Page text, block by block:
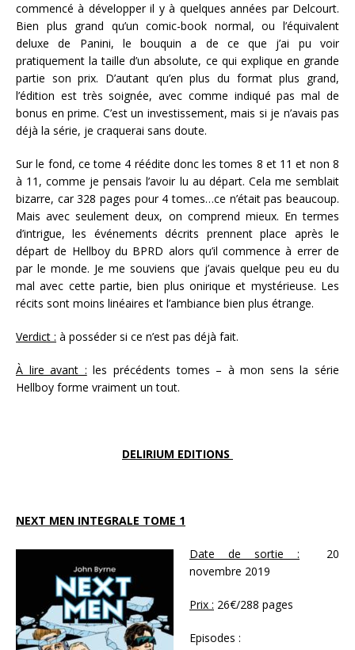
commencé à développer il y à quelques années par Delcourt.
Bien plus grand qu’un comic-book normal, ou l’équivalent
deluxe de Panini, le bouquin a de ce que j’ai pu voir
pratiquement la taille d’un absolute, ce qui explique en grande
partie son prix. D’autant qu’en plus du format plus grand,
l’édition est très soignée, avec comme indiqué pas mal de
bonus en prime. C’est un investissement, mais si je n’avais pas
déjà la série, je craquerai sans doute.
Sur le fond, ce tome 4 réédite donc les tomes 8 et 11 et non 8
à 11, comme je pensais l’avoir lu au départ. Cela me semblait
bizarre, car 328 pages pour 4 tomes…ce n’était pas beaucoup.
Mais avec seulement deux, on comprend mieux. En termes
d’intrigue, les événements décrits prennent place après le
départ de Hellboy du BPRD alors qu’il commence à errer de
par le monde. Je me souviens que j’avais quelque peu eu du
mal avec cette partie, bien plus onirique et mystérieuse. Les
récits sont moins linéaires et l’ambiance bien plus étrange.
Verdict : à posséder si ce n’est pas déjà fait.
À lire avant : les précédents tomes – à mon sens la série
Hellboy forme vraiment un tout.
DELIRIUM EDITIONS
NEXT MEN INTEGRALE TOME 1
Date de sortie : 20
novembre 2019
Prix : 26€/288 pages
Episodes :